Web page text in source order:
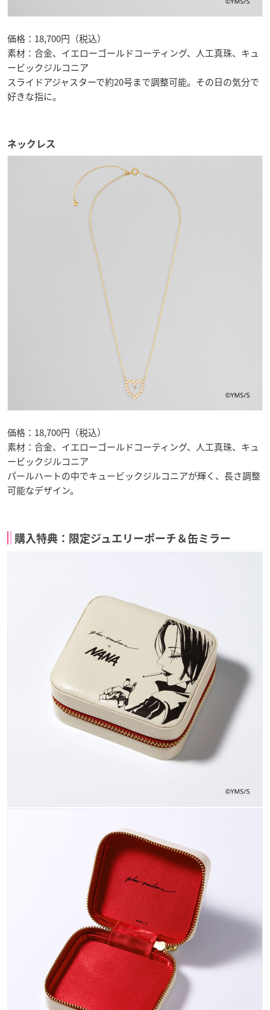
価格：18,700円（税込）
素材：合金、イエローゴールドコーティング、人工真珠、キュ
ービックジルコニア
スライドアジャスターで約20号まで調整可能。その日の気分で
好きな指に。
ネックレス
価格：18,700円（税込）
素材：合金、イエローゴールドコーティング、人工真珠、キュ
ービックジルコニア
パールハートの中でキュービックジルコニアが輝く、長さ調整
可能なデザイン。
購入特典：限定ジュエリーポーチ＆缶ミラー